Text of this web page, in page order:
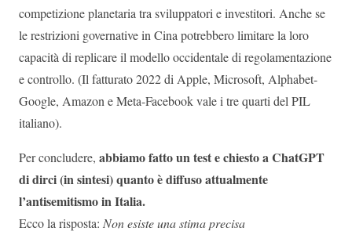
competizione planetaria tra sviluppatori e investitori. Anche se
le restrizioni governative in Cina potrebbero limitare la loro
capacità di replicare il modello occidentale di regolamentazione
e controllo. (Il fatturato 2022 di Apple, Microsoft, Alphabet-
Google, Amazon e Meta-Facebook vale i tre quarti del PIL
italiano).
Per concludere, abbiamo fatto un test e chiesto a ChatGPT
di dirci (in sintesi) quanto è diffuso attualmente
l’antisemitismo in Italia.
Ecco la risposta: Non esiste una stima precisa